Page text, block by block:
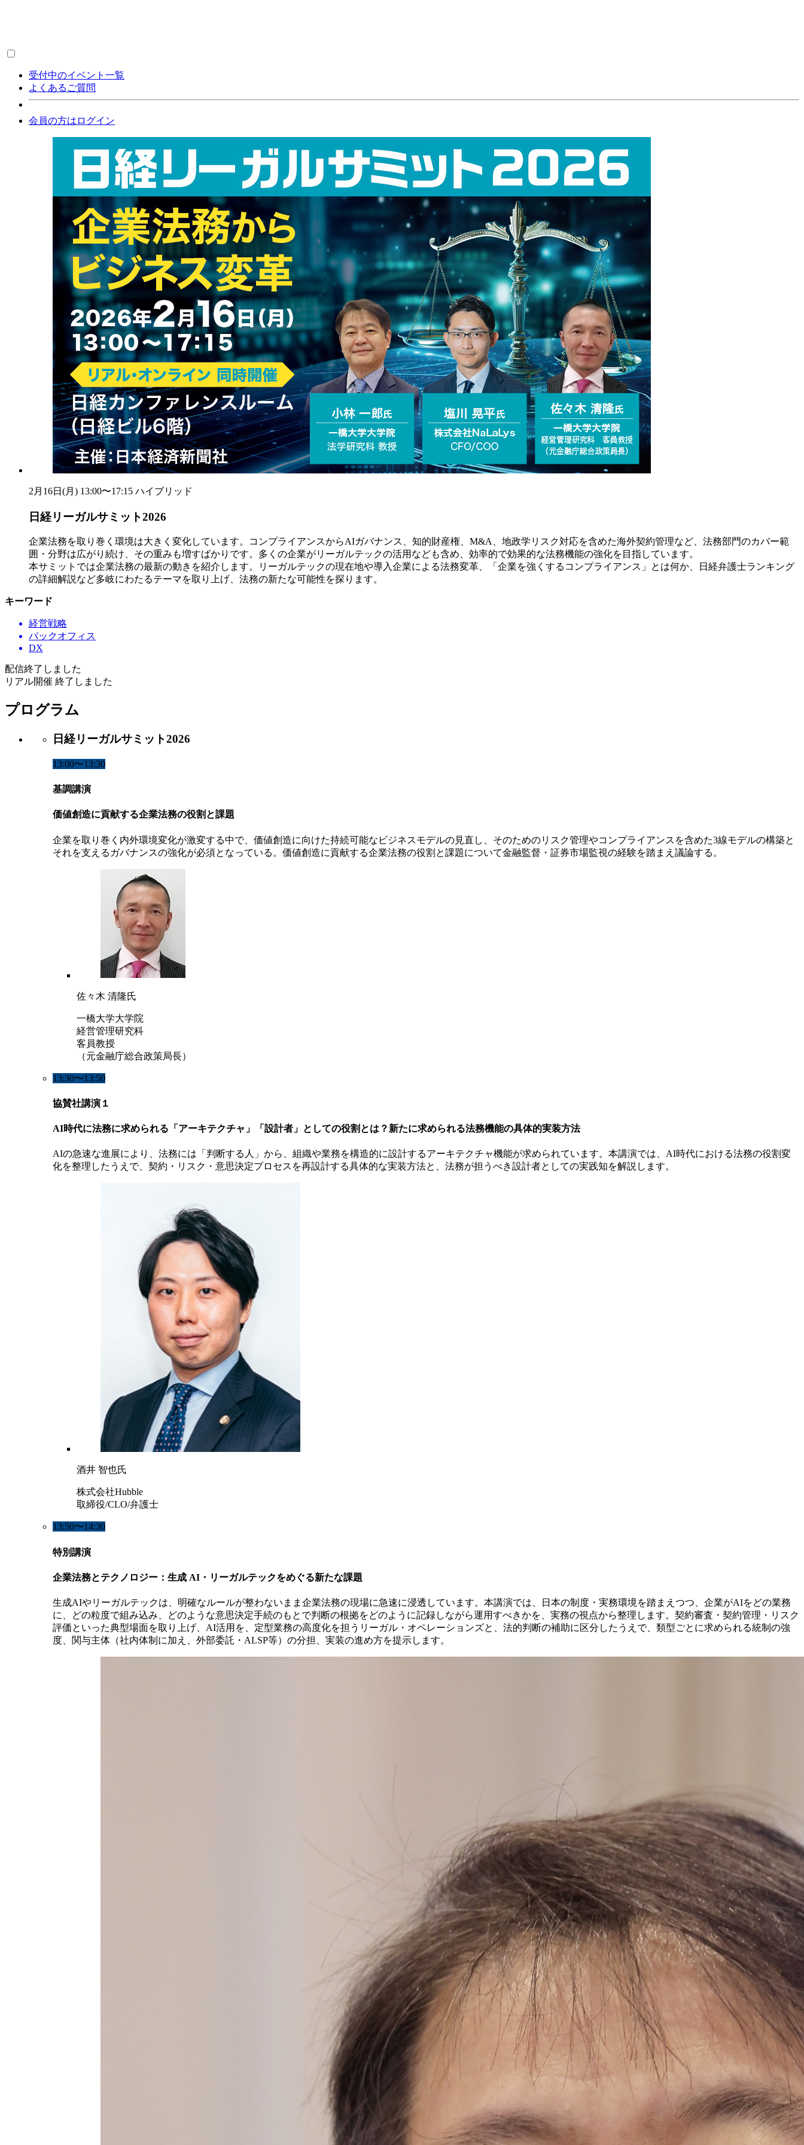
受付中のイベント一覧
よくあるご質問
会員の方はログイン
2月16日(月) 13:00〜17:15 ハイブリッド
日経リーガルサミット2026
企業法務を取り巻く環境は大きく変化しています。コンプライアンスからAIガバナンス、知的財産権、M&A、地政学リスク対応を含めた海外契約管理など、法務部門のカバー範
囲・分野は広がり続け、その重みも増すばかりです。多くの企業がリーガルテックの活用なども含め、効率的で効果的な法務機能の強化を目指しています。
本サミットでは企業法務の最新の動きを紹介します。リーガルテックの現在地や導入企業による法務変革、「企業を強くするコンプライアンス」とは何か、日経弁護士ランキング
の詳細解説など多岐にわたるテーマを取り上げ、法務の新たな可能性を探ります。
キーワード
経営戦略
バックオフィス
DX
配信終了しました
リアル開催 終了しました
プログラム
日経リーガルサミット2026
13:00〜13:30
基調講演
価値創造に貢献する企業法務の役割と課題
企業を取り巻く内外環境変化が激変する中で、価値創造に向けた持続可能なビジネスモデルの見直し、そのためのリスク管理やコンプライアンスを含めた3線モデルの構築と
それを支えるガバナンスの強化が必須となっている。価値創造に貢献する企業法務の役割と課題について金融監督・証券市場監視の経験を踏まえ議論する。
佐々木 清隆氏
一橋大学大学院
経営管理研究科
客員教授
（元金融庁総合政策局長）
13:30〜13:50
協賛社講演１
AI時代に法務に求められる「アーキテクチャ」「設計者」としての役割とは？新たに求められる法務機能の具体的実装方法
AIの急速な進展により、法務には「判断する人」から、組織や業務を構造的に設計するアーキテクチャ機能が求められています。本講演では、AI時代における法務の役割変
化を整理したうえで、契約・リスク・意思決定プロセスを再設計する具体的な実装方法と、法務が担うべき設計者としての実践知を解説します。
酒井 智也氏
株式会社Hubble
取締役/CLO/弁護士
13:50〜14:30
特別講演
企業法務とテクノロジー：生成 AI・リーガルテックをめぐる新たな課題
生成AIやリーガルテックは、明確なルールが整わないまま企業法務の現場に急速に浸透しています。本講演では、日本の制度・実務環境を踏まえつつ、企業がAIをどの業務
に、どの粒度で組み込み、どのような意思決定手続のもとで判断の根拠をどのように記録しながら運用すべきかを、実務の視点から整理します。契約審査・契約管理・リスク
評価といった典型場面を取り上げ、AI活用を、定型業務の高度化を担うリーガル・オペレーションズと、法的判断の補助に区分したうえで、類型ごとに求められる統制の強
度、関与主体（社内体制に加え、外部委託・ALSP等）の分担、実装の進め方を提示します。